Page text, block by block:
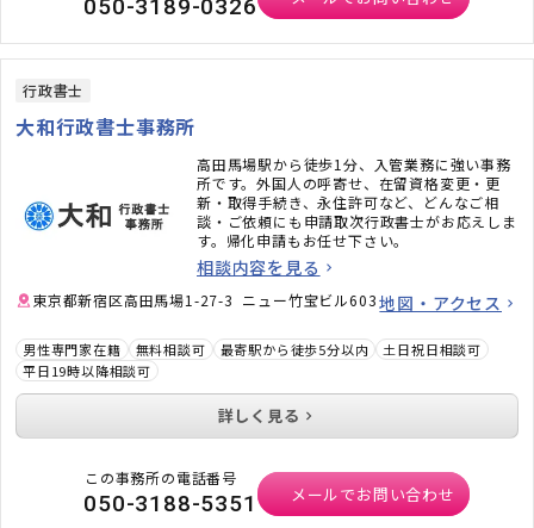
050-3189-0326
行政書士
大和行政書士事務所
高田馬場駅から徒歩1分、入管業務に強い事務
所です。外国人の呼寄せ、在留資格変更・更
新・取得手続き、永住許可など、どんなご相
談・ご依頼にも申請取次行政書士がお応えしま
す。帰化申請もお任せ下さい。
相談内容を見る
東京都新宿区高田馬場1-27-3 ニュー竹宝ビル603地図・アクセス
男性専門家在籍 無料相談可 最寄駅から徒歩5分以内
土日祝日相談可
平日19時以降相談可
詳しく見る
この事務所の電話番号
050-3188-5351 メールでお問い合わせ